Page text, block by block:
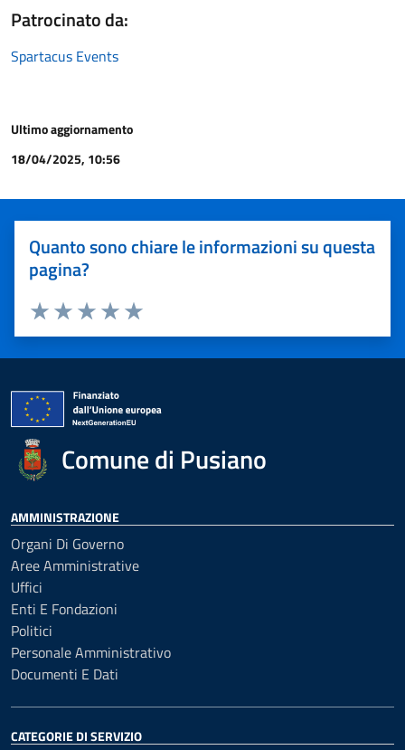
Patrocinato da:
Spartacus Events
Ultimo aggiornamento
18/04/2025, 10:56
Quanto sono chiare le informazioni su questa
pagina?
Valuta 5 stelle su 5
Valuta 4 stelle su 5
Valuta 3 stelle su 5
Valuta 2 stelle su 5
Valuta 1 stelle su 5
Comune di Pusiano
AMMINISTRAZIONE
Organi Di Governo
Aree Amministrative
Uffici
Enti E Fondazioni
Politici
Personale Amministrativo
Documenti E Dati
CATEGORIE DI SERVIZIO